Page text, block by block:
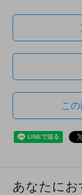
こ
あなたにお